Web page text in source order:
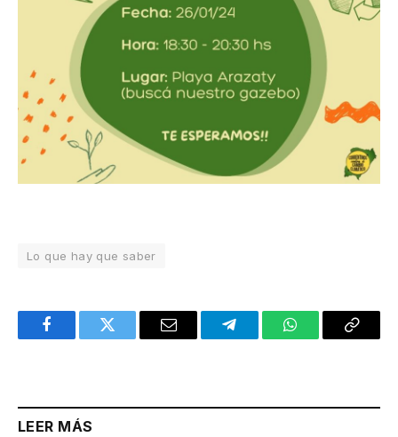
Lo que hay que saber
FacebookTwitter Email TelegramWhatsAppCopy
LEER MÁS